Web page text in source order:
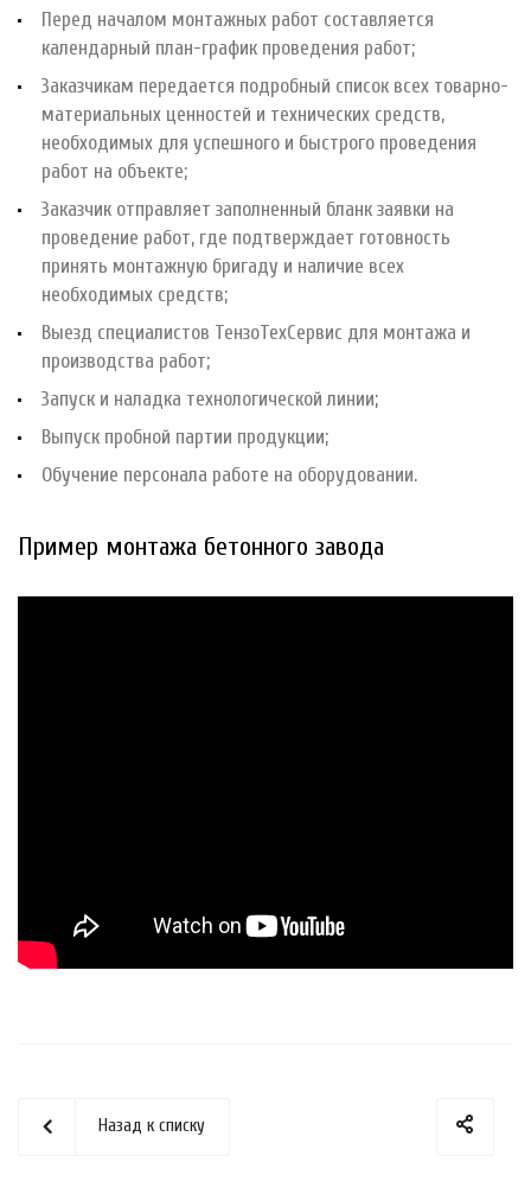
Перед началом монтажных работ составляется
календарный план-график проведения работ;
Заказчикам передается подробный список всех товарно-
материальных ценностей и технических средств,
необходимых для успешного и быстрого проведения
работ на объекте;
Заказчик отправляет заполненный бланк заявки на
проведение работ, где подтверждает готовность
принять монтажную бригаду и наличие всех
необходимых средств;
Выезд специалистов ТензоТехСервис для монтажа и
производства работ;
Запуск и наладка технологической линии;
Выпуск пробной партии продукции;
Обучение персонала работе на оборудовании.
Пример монтажа бетонного завода
Назад к списку